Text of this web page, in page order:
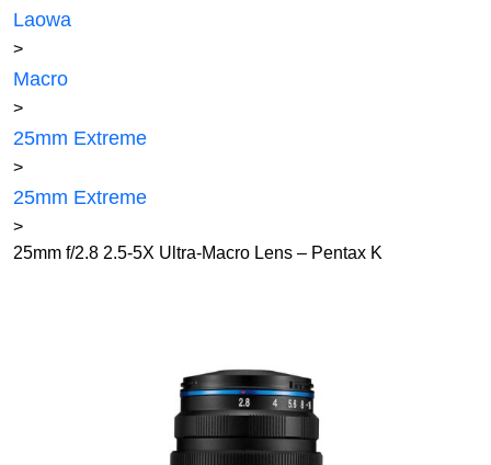
Laowa
>
Macro
>
25mm Extreme
>
25mm Extreme
>
25mm f/2.8 2.5-5X Ultra-Macro Lens – Pentax K